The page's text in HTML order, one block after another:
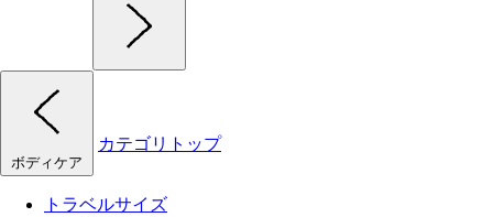
ボディケア
カテゴリトップ
トラベルサイズ